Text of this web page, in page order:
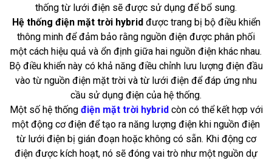
thống từ lưới điện sẽ được sử dụng để bổ sung.
Hệ thống điện mặt trời hybrid được trang bị bộ điều khiển
thông minh để đảm bảo rằng nguồn điện được phân phối
một cách hiệu quả và ổn định giữa hai nguồn điện khác nhau.
Bộ điều khiển này có khả năng điều chỉnh lưu lượng điện đầu
vào từ nguồn điện mặt trời và từ lưới điện để đáp ứng nhu
cầu sử dụng điện của hệ thống.
Một số hệ thống điện mặt trời hybrid còn có thể kết hợp với
một động cơ điện để tạo ra năng lượng điện khi nguồn điện
từ lưới điện bị gián đoạn hoặc không có sẵn. Khi động cơ
điện được kích hoạt, nó sẽ đóng vai trò như một nguồn dự